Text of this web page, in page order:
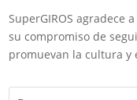
SuperGIROS agradece
su compromiso de
promuevan la cultura y